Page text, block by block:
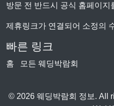
방문 전 반드시 공식 홈페이지
제휴링크가 연결되어 소정의
빠른 링크
홈 모든 웨딩박람회
© 2026 웨딩박람회 정보. All